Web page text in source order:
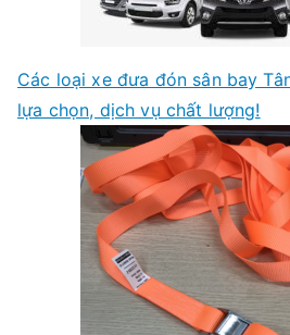
Các loại xe đưa đón sân bay
lựa chọn, dịch vụ chất lượng!